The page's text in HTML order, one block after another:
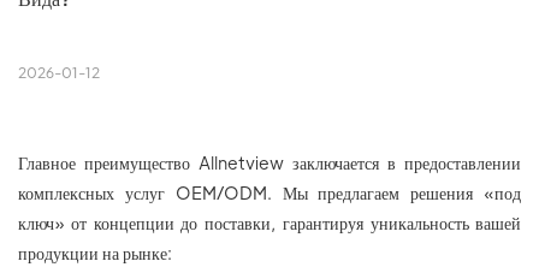
2026-01-12
Главное преимущество Allnetview заключается в предоставлении
комплексных услуг OEM/ODM. Мы предлагаем решения «под
ключ» от концепции до поставки, гарантируя уникальность вашей
продукции на рынке: